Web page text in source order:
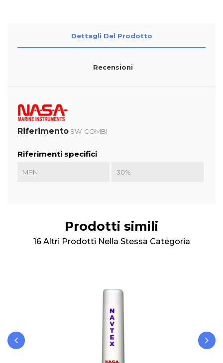
Dettagli Del Prodotto
Recensioni
Riferimento SW-COMBI
Riferimenti specifici
MPN 30%
Prodotti simili
16 Altri Prodotti Nella Stessa Categoria